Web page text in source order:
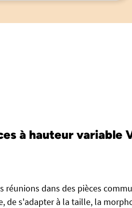
à hauteur variable
dans des pièces
de s'adapter à la taille, la